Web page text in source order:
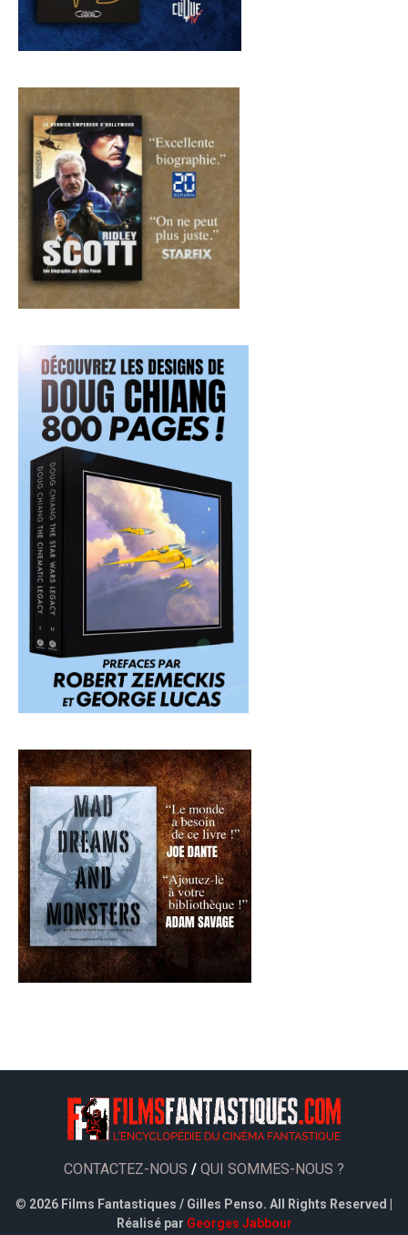
CONTACTEZ-NOUS / QUI SOMMES-NOUS ?
© 2026 Films Fantastiques / Gilles Penso. All Rights Reserved |
Réalisé par Georges Jabbour